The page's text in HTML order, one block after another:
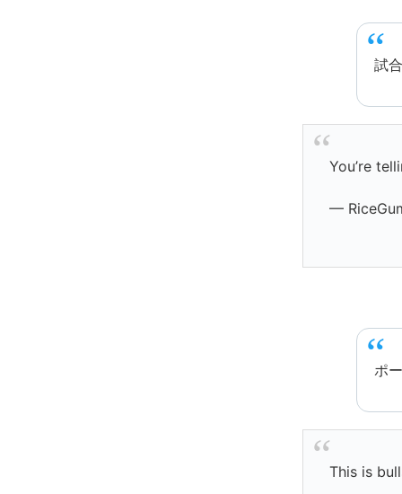
試
You’re
—
ポ
This is